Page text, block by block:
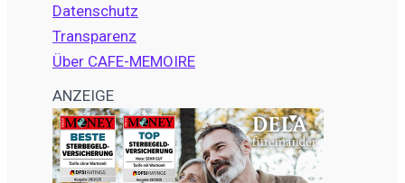
Datenschutz
Transparenz
Über CAFE-MEMOIRE
ANZEIGE